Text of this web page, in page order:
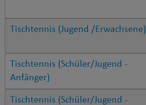
Tischtennis (Jugend /Erwachsene)
Tischtennis (Schüler/Jugend -
Anfänger)
Tischtennis (Schüler/Jugend -